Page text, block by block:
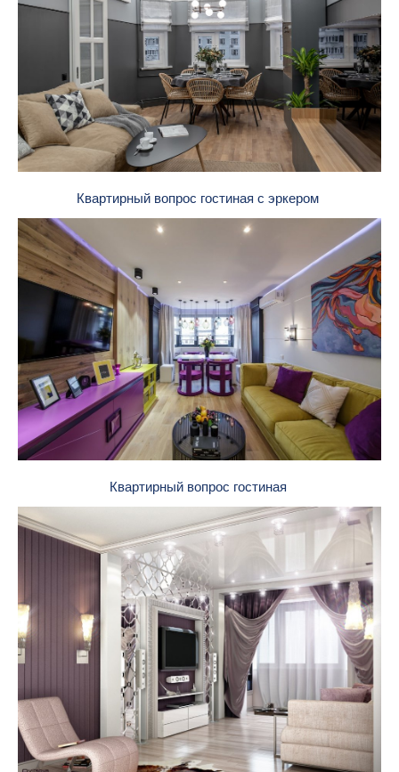
Квартирный вопрос гостиная с эркером
Квартирный вопрос гостиная